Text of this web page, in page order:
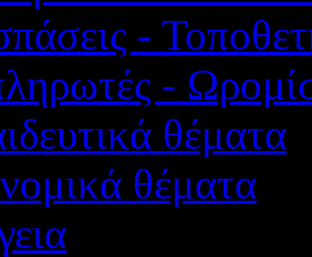
-
-
θέματα
θέματα